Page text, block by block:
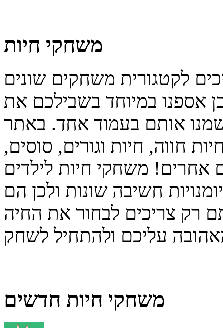
משחקי חיות
אספנו במיוחד בשבילכם את
אותם בעמוד אחד. באתר
חווה, חיות וגורים, סוסים,
אחרים! משחקי חיות לילדים
חשיבה שונות ולכן הם
רק צריכים לבחור את החיה
משחקי חיות חדשים